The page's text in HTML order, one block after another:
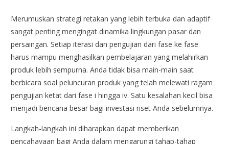
Merumuskan strategi retakan yang lebih terbuka dan adaptif
sangat penting mengingat dinamika lingkungan pasar dan
persaingan. Setiap iterasi dan pengujian dari fase ke fase
harus mampu menghasilkan pembelajaran yang melahirkan
produk lebih sempurna. Anda tidak bisa main-main saat
berbicara soal peluncuran produk yang telah melewati ragam
pengujian ketat dari fase i hingga iv. Satu kesalahan kecil bisa
menjadi bencana besar bagi investasi riset Anda sebelumnya.
Langkah-langkah ini diharapkan dapat memberikan
pencahayaan bagi Anda dalam mengarungi tahap-tahap